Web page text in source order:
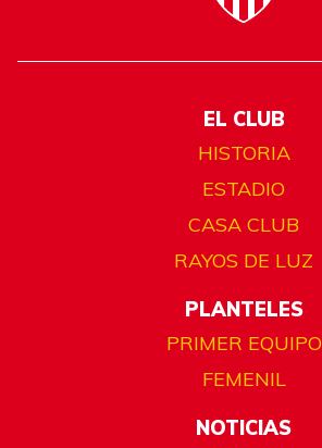
EL CLUB
HISTORIA
ESTADIO
CASA CLUB
RAYOS DE LUZ
PLANTELES
PRIMER EQUIPO
FEMENIL
NOTICIAS